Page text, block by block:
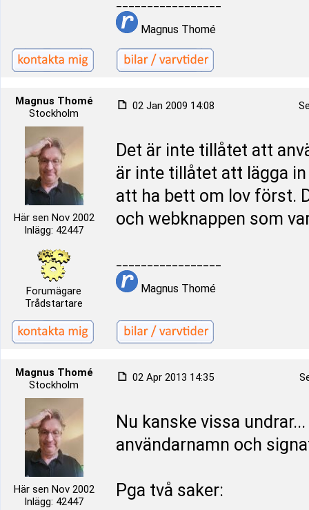
Magnus Thomé
Magnus Thomé
Stockholm
Här sen Nov 2002
Inlägg: 42447
Forumägare
Trådstartare
02 Jan 2009 14:08
Det är inte tillåtet att
är inte tillåtet att lägga
att ha bett om lov först.
och webknappen som
Magnus Thomé
Magnus Thomé
Stockholm
Här sen Nov 2002
Inlägg: 42447
02 Apr 2013 14:35
Nu kanske vissa
användarnamn och
Pga två saker: